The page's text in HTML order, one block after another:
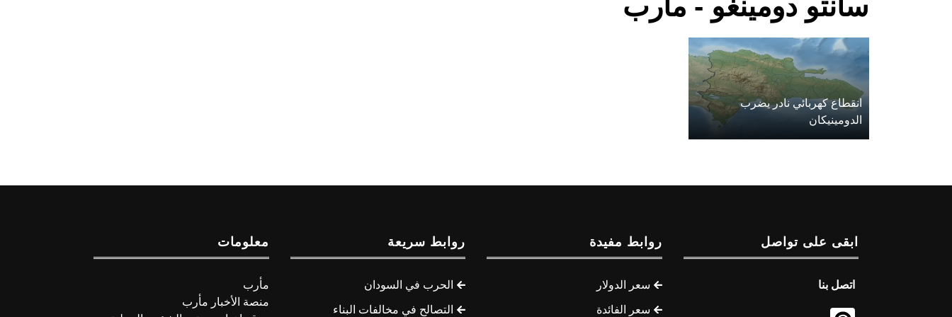
سانتو دومينغو - مأرب
انقطاع كهربائي نادر يضرب
الدومينيكان
ابقى على تواصل
اتصل بنا
روابط مفيدة
سعر الدولار
سعر الفائدة
روابط سريعة
الحرب في السودان
التصالح في مخالفات البناء
معلومات
مأرب
منصة الأخبار مأرب